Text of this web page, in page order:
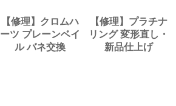
【修理】クロムハ
ーツ プレーンベイ
ル バネ交換
【修理】プラチナ
リング 変形直し・
新品仕上げ